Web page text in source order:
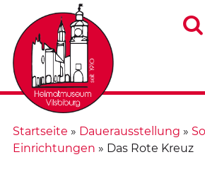

Startseite » Dauerausstellung »
Einrichtungen » Das Rote Kreuz